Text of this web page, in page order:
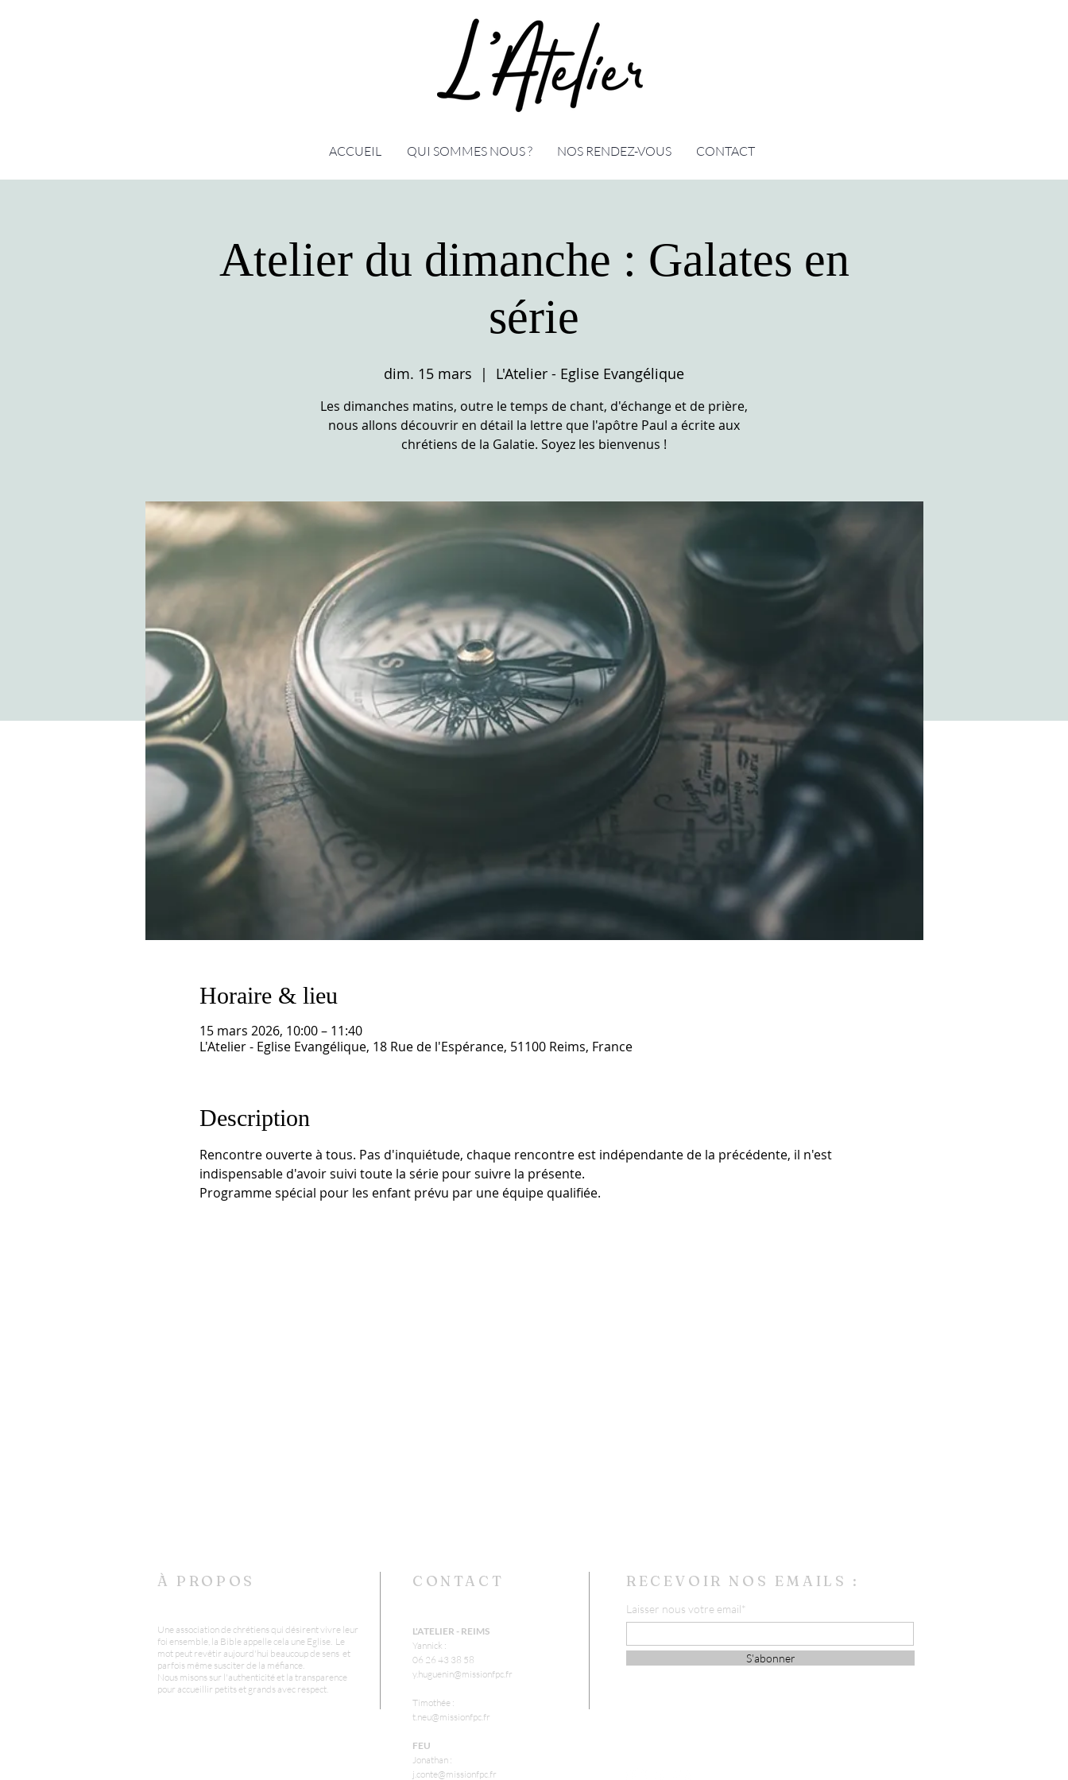
ACCUEIL QUI SOMMES NOUS ? NOS RENDEZ-VOUS CONTACT
Atelier du dimanche : Galates en
série
dim. 15 mars
  |
L'Atelier - Eglise Evangélique
Les dimanches matins, outre le temps de chant, d'échange et de prière,
nous allons découvrir en détail la lettre que l'apôtre Paul a écrite aux
chrétiens de la Galatie. Soyez les bienvenus !
Horaire & lieu
15 mars 2026, 10:00 – 11:40
L'Atelier - Eglise Evangélique, 18 Rue de l'Espérance, 51100 Reims, France
Description
Rencontre ouverte à tous. Pas d'inquiétude, chaque rencontre est indépendante de la précédente, il n'est
indispensable d'avoir suivi toute la série pour suivre la présente.
Programme spécial pour les enfant prévu par une équipe qualifiée.
À PROPOS
Une association de chrétiens qui désirent vivre leur
foi ensemble, la Bible appelle cela une Eglise. Le
mot peut revêtir aujourd'hui beaucoup de sens et
parfois même susciter de la méfiance.
Nous misons sur l'authenticité et la transparence
pour accueillir petits et grands avec respect.
CONTACT
L'ATELIER - REIMS
Yannick :
06 26 43 38 58
y.huguenin@missionfpc.fr
Timothée :
t.neu@missionfpc.fr
FEU
Jonathan :
j.conte@missionfpc.fr
RECEVOIR NOS EMAILS :
Laisser nous votre email*
S'abonner